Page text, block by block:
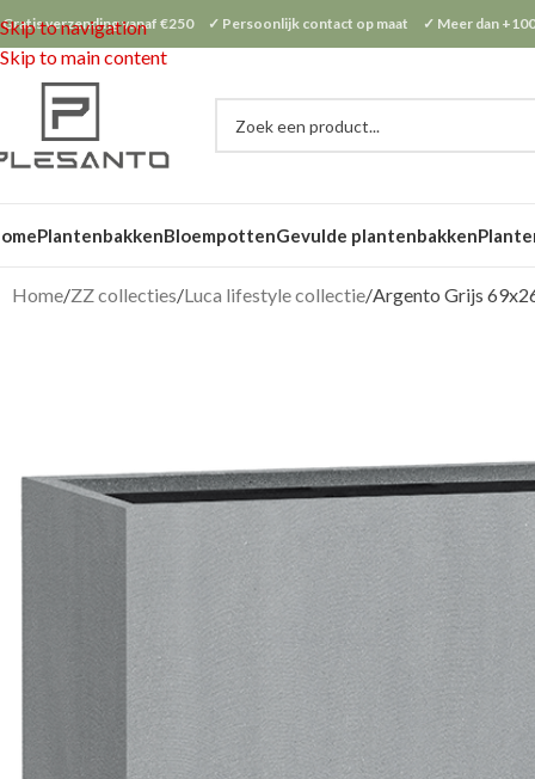
Skip to navigation
Skip to main content
verzending vanaf €250 ✓ Persoonlijk contact op maat ✓ Meer dan
PlantenbakkenBloempottenGevulde plantenbakken
Home ZZ collecties Luca lifestyle collectie Argento Grijs